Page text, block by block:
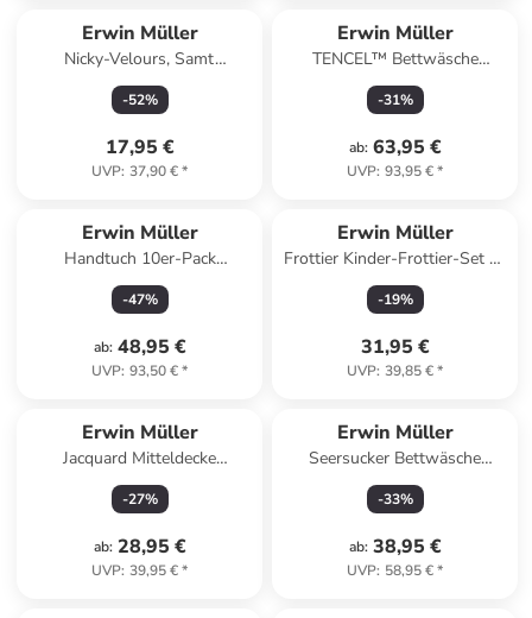
Erwin Müller
Nicky-Velours, Samt
Kissenhülle 2er-Pack
Manchester in hellbraun
-52%
17,95 €
UVP: 37,90 €*
Erwin Müller
TENCEL™ Bettwäsche
Schwandorf in jade
-31%
ab: 63,95 €
UVP: 93,95 €*
Erwin Müller
Handtuch 10er-Pack
Heidelberg in marine
-47%
ab: 48,95 €
UVP: 93,50 €*
Erwin Müller
Frottier Kinder-Frottier-Set 4-
teilig in grün
-19%
31,95 €
UVP: 39,85 €*
Erwin Müller
Jacquard Mitteldecke
Düsseldorf in rauchblau
-27%
ab: 28,95 €
UVP: 39,95 €*
Erwin Müller
Seersucker Bettwäsche
Rosenheim in creme
-33%
ab: 38,95 €
UVP: 58,95 €*